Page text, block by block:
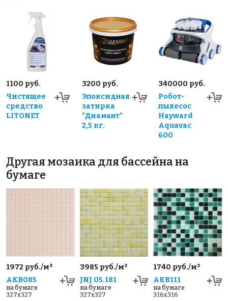
1100 руб.
Чистящее
средство
LITONET
3200 руб.
Эпоксидная
затирка
"Диамант"
2,5 кг.
340000 руб.
Робот-
пылесос
Hayward
Aquavac
600
Другая мозаика для бассейна на
бумаге
1972 руб./м²
AKB085
на бумаге
327x327
3985 руб./м²
JNJ 05.181
на бумаге
327x327
1740 руб./м²
AKB111
на бумаге
316x316